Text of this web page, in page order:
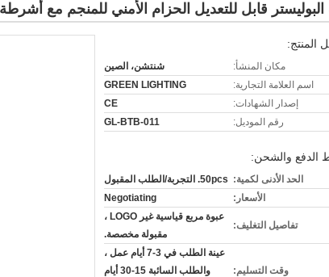
البوليستر قابل للتعديل الحزام الأمني للمنجم مع
المنتج:
مكان المنشأ:
شنتشن، الصين
اسم العلامة التجارية:
GREEN LIGHTING
إصدار الشهادات:
CE
رقم الموديل:
GL-BTB-011
الدفع والشحن:
الحد الأدنى لكمية: 50pcs. التجربة/الطلب المقبول
الأسعار:
Negotiating
تفاصيل التغليف:
عبوة مربع قياسية غير LOGO ،
مقبولة مخصصة.
وقت التسليم:
عينة الطلب في 3-7 أيام عمل ،
والطلب السائبة 15-30 أيام